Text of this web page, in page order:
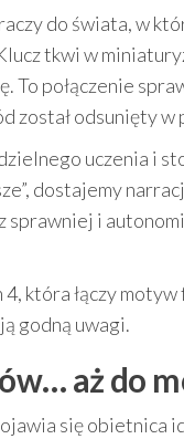
do świata, w
tkwi w
To połączenie
został odsunięty w
uczenia i
dostajemy
sprawniej i
4, która łączy
godną uwagi.
aż do
się obietnica